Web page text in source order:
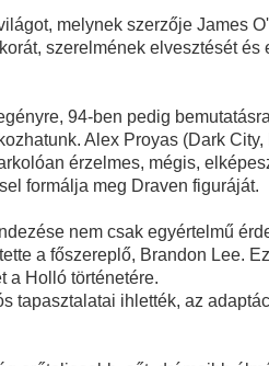
a The Pitt 3. évadából!
titka kiderült – és most már
melynek szerzője James
szerelmének elvesztését és
94-ben pedig
Alex Proyas (Dark
érzelmes, mégis,
formálja meg Draven figuráját.
nem csak egyértelmű
a főszereplő, Brandon Lee.
a Holló történetére.
tapasztalatai ihlették, az